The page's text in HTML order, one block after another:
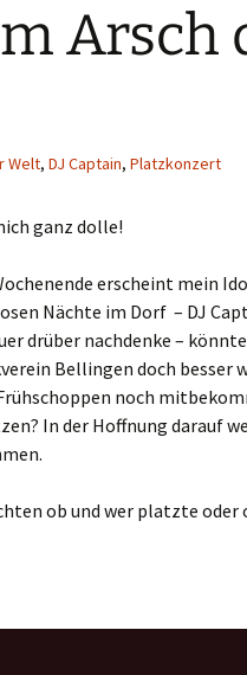
Arsch
Welt, DJ Captain, Platzkonzert
ganz dolle!
erscheint mein
Nächte im Dorf – DJ
drüber nachdenke –
Bellingen doch besser
noch
In der Hoffnung darauf
ob und wer platzte oder